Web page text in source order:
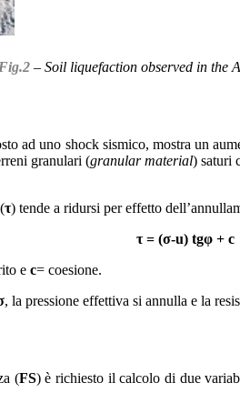
Fig.2 – Soil liquefaction observed in the
ad uno shock sismico, mostra un
granulari (granular material) saturi
τ) tende a ridursi per effetto
τ = (σ-u) tgφ + c
e c= coesione.
, la pressione effettiva si annulla e la
(FS) è richiesto il calcolo di due